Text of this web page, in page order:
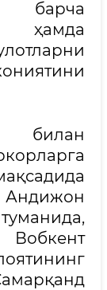
барча
ҳамда
билан